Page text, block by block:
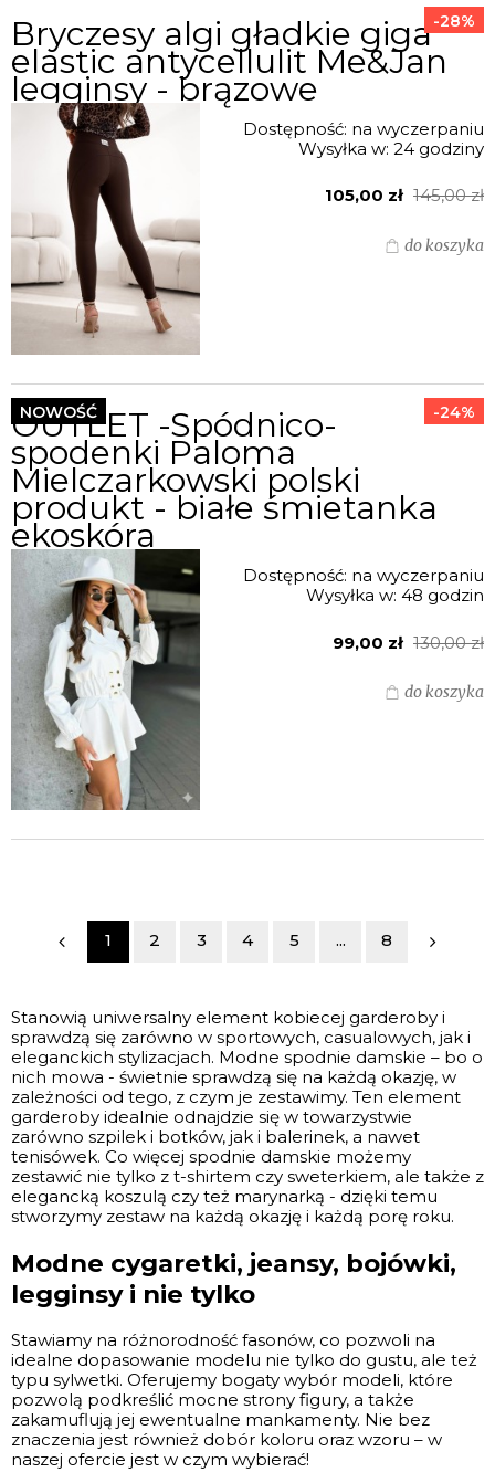
Bryczesy algi gładkie giga
elastic antycellulit Me&Jan
legginsy - brązowe
Dostępność: na wyczerpaniu
Wysyłka w: 24 godziny
105,00 zł 145,00 zł
do koszyka
-28%
OUTLET -Spódnico-
spodenki Paloma
Mielczarkowski polski
produkt - białe śmietanka
ekoskóra
Dostępność: na wyczerpaniu
Wysyłka w: 48 godzin
99,00 zł 130,00 zł
do koszyka
-24%
NOWOŚĆ
1 2 3 4 5 ... 8
Stanowią uniwersalny element kobiecej garderoby i
sprawdzą się zarówno w sportowych, casualowych, jak i
eleganckich stylizacjach. Modne spodnie damskie – bo o
nich mowa - świetnie sprawdzą się na każdą okazję, w
zależności od tego, z czym je zestawimy. Ten element
garderoby idealnie odnajdzie się w towarzystwie
zarówno szpilek i botków, jak i balerinek, a nawet
tenisówek. Co więcej spodnie damskie możemy
zestawić nie tylko z t-shirtem czy sweterkiem, ale także z
elegancką koszulą czy też marynarką - dzięki temu
stworzymy zestaw na każdą okazję i każdą porę roku.
Modne cygaretki, jeansy, bojówki,
legginsy i nie tylko
Stawiamy na różnorodność fasonów, co pozwoli na
idealne dopasowanie modelu nie tylko do gustu, ale też
typu sylwetki. Oferujemy bogaty wybór modeli, które
pozwolą podkreślić mocne strony figury, a także
zakamuflują jej ewentualne mankamenty. Nie bez
znaczenia jest również dobór koloru oraz wzoru – w
naszej ofercie jest w czym wybierać!